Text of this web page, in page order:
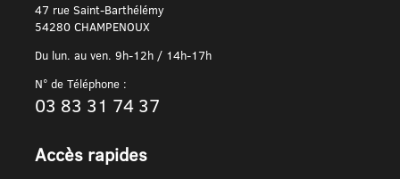
47 rue Saint-Barthélémy
54280 CHAMPENOUX
Du lun. au ven. 9h-12h / 14h-17h
N° de Téléphone :
03 83 31 74 37
Accès rapides